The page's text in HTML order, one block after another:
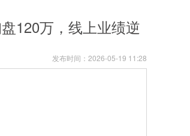
120万，线上业绩逆
发布时间： 2026-05-19 11:28